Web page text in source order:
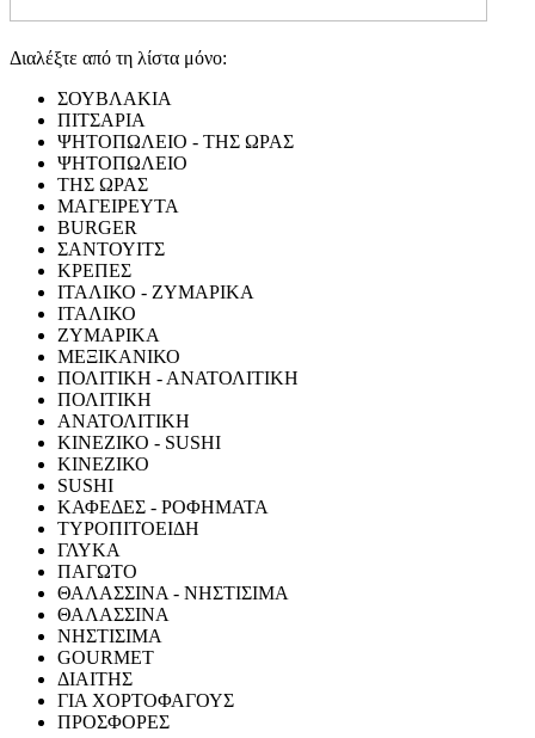
Διαλέξτε από τη λίστα μόνο:
ΣΟΥΒΛΑΚΙΑ
ΠΙΤΣΑΡΙΑ
ΨΗΤΟΠΩΛΕΙΟ - ΤΗΣ ΩΡΑΣ
ΨΗΤΟΠΩΛΕΙΟ
ΤΗΣ ΩΡΑΣ
ΜΑΓΕΙΡΕΥΤΑ
BURGER
ΣΑΝΤΟΥΙΤΣ
ΚΡΕΠΕΣ
ΙΤΑΛΙΚΟ - ΖΥΜΑΡΙΚΑ
ΙΤΑΛΙΚΟ
ΖΥΜΑΡΙΚΑ
ΜΕΞΙΚΑΝΙΚΟ
ΠΟΛΙΤΙΚΗ - ΑΝΑΤΟΛΙΤΙΚΗ
ΠΟΛΙΤΙΚΗ
ΑΝΑΤΟΛΙΤΙΚΗ
ΚΙΝΕΖΙΚΟ - SUSHI
ΚΙΝΕΖΙΚΟ
SUSHI
ΚΑΦΕΔΕΣ - ΡΟΦΗΜΑΤΑ
ΤΥΡΟΠΙΤΟΕΙΔΗ
ΓΛΥΚΑ
ΠΑΓΩΤΟ
ΘΑΛΑΣΣΙΝΑ - ΝΗΣΤΙΣΙΜΑ
ΘΑΛΑΣΣΙΝΑ
ΝΗΣΤΙΣΙΜΑ
GOURMET
ΔΙΑΙΤΗΣ
ΓΙΑ ΧΟΡΤΟΦΑΓΟΥΣ
ΠΡΟΣΦΟΡΕΣ